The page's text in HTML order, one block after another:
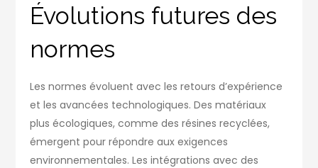
Évolutions futures des
normes
Les normes évoluent avec les retours d’expérience
et les avancées technologiques. Des matériaux
plus écologiques, comme des résines recyclées,
émergent pour répondre aux exigences
environnementales. Les intégrations avec des